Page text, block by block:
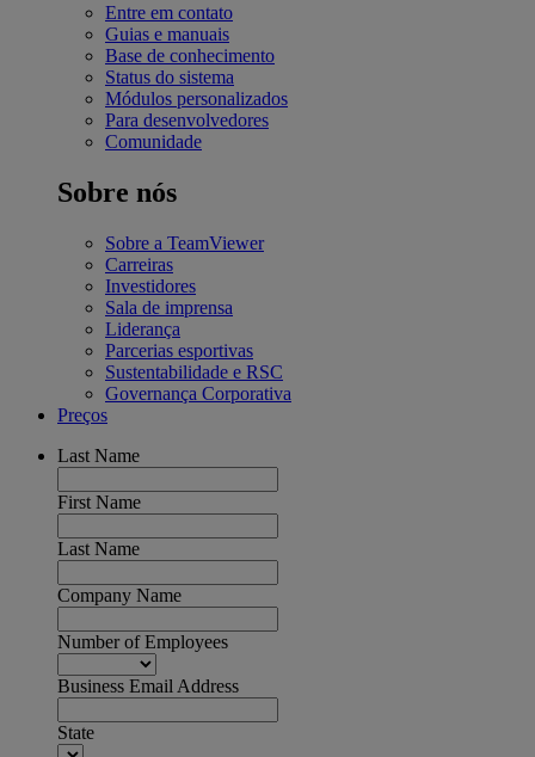
Entre em contato
Guias e manuais
Base de conhecimento
Status do sistema
Módulos personalizados
Para desenvolvedores
Comunidade
Sobre nós
Sobre a TeamViewer
Carreiras
Investidores
Sala de imprensa
Liderança
Parcerias esportivas
Sustentabilidade e RSC
Governança Corporativa
Preços
Last Name
First Name
Last Name
Company Name
Number of Employees
Business Email Address
State